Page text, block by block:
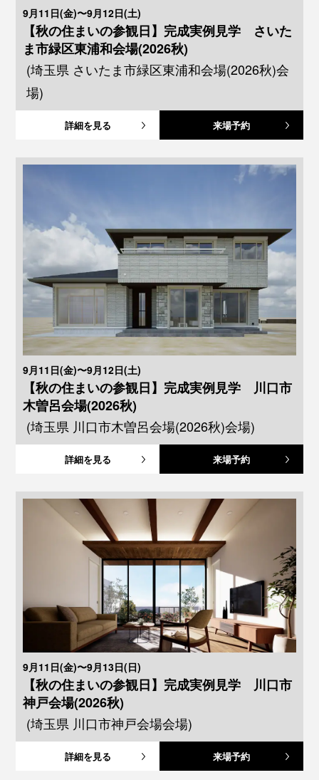
9月11日(金)〜9月12日(土)
【秋の住まいの参観日】完成実例見学 さいた
ま市緑区東浦和会場(2026秋)
(埼玉県 さいたま市緑区東浦和会場(2026秋)会
場)
詳細を見る 来場予約
9月11日(金)〜9月12日(土)
【秋の住まいの参観日】完成実例見学 川口市
木曽呂会場(2026秋)
(埼玉県 川口市木曽呂会場(2026秋)会場)
詳細を見る 来場予約
9月11日(金)〜9月13日(日)
【秋の住まいの参観日】完成実例見学 川口市
神戸会場(2026秋)
(埼玉県 川口市神戸会場会場)
詳細を見る 来場予約